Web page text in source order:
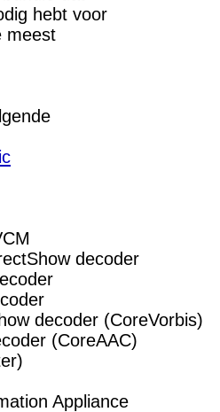
hebt voor
meest
decoder
decoder (CoreVorbis)
(CoreAAC)
Appliance